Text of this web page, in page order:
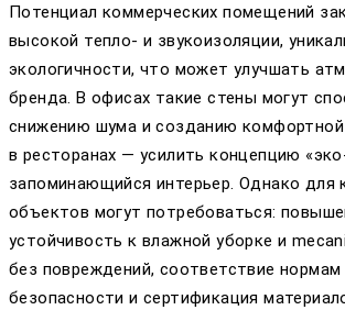
Потенциал коммерческих помещений
высокой тепло- и звукоизоляции,
экологичности, что может улучшать
бренда. В офисах такие стены могут
снижению шума и созданию
в ресторанах — усилить концепцию
запоминающийся интерьер. Однако для
объектов могут потребоваться:
устойчивость к влажной уборке и
без повреждений, соответствие
безопасности и сертификация